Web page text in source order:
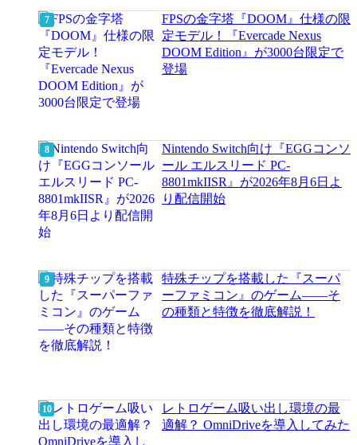
FPSの金字塔『DOOM』仕様の限
定モデル！『Evercade Nexus
DOOM Edition』が3000台限定で
登場
Nintendo Switch向け『EGGコンソ
ール エルスリード PC-
8801mkIISR』が2026年8月6日よ
り配信開始
特殊チップを搭載した『スーパ
ーファミコン』のゲーム――そ
の種類と特徴を徹底解説！
レトロゲーム吸い出し環境の最
適解？ OmniDriveを導入してみた